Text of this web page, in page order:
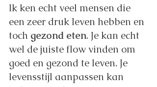
Ik ken echt veel mensen die
een zeer druk leven hebben en
toch gezond eten. Je kan echt
wel de juiste flow vinden om
goed en gezond te leven. Je
levensstijl aanpassen kan